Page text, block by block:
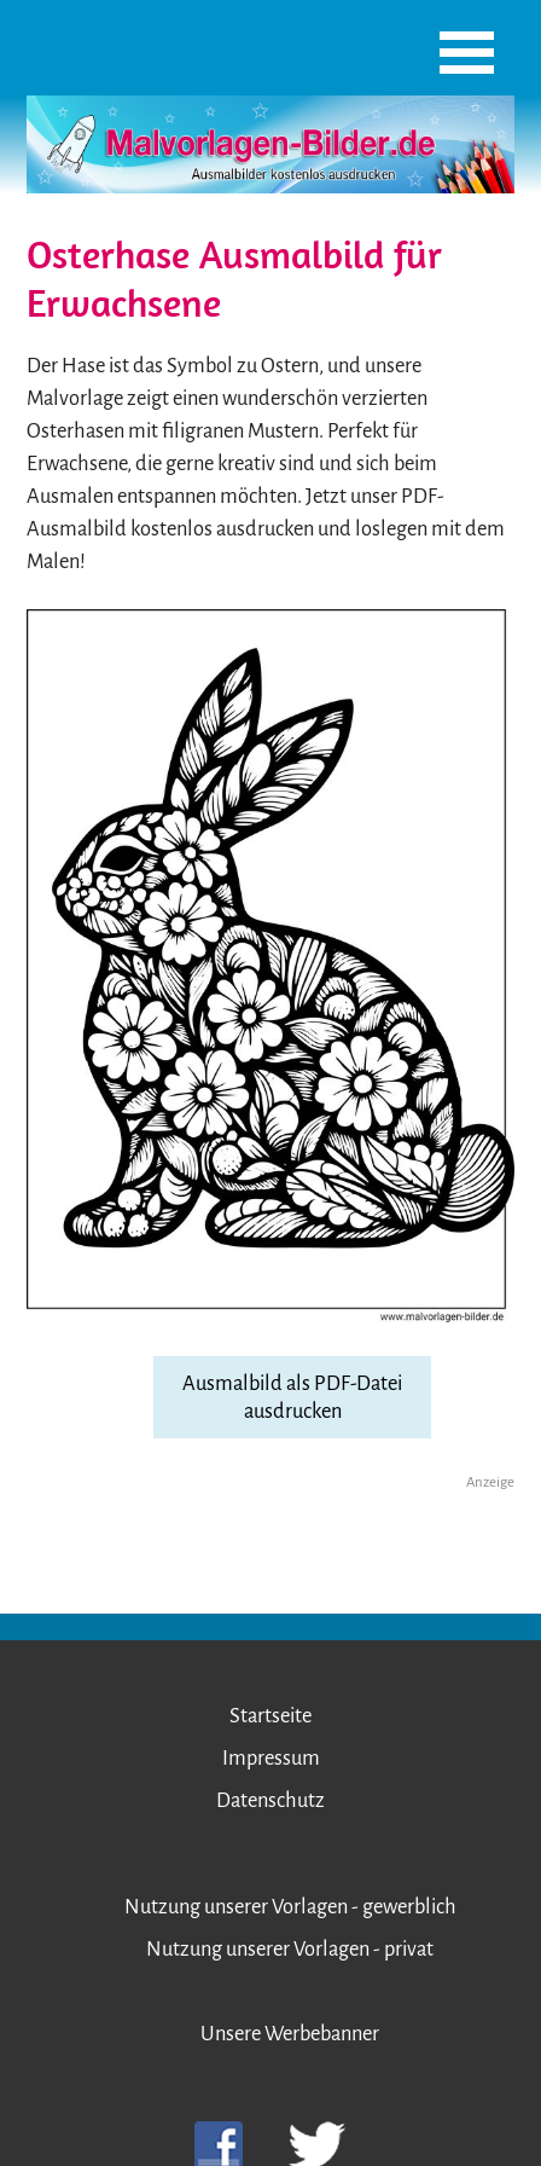
Osterhase Ausmalbild für
Erwachsene
Der Hase ist das Symbol zu Ostern, und unsere
Malvorlage zeigt einen wunderschön verzierten
Osterhasen mit filigranen Mustern. Perfekt für
Erwachsene, die gerne kreativ sind und sich beim
Ausmalen entspannen möchten. Jetzt unser PDF-
Ausmalbild kostenlos ausdrucken und loslegen mit dem
Malen!
Ausmalbild als PDF-Datei
ausdrucken
Anzeige
Startseite
Impressum
Datenschutz
Nutzung unserer Vorlagen - gewerblich
Nutzung unserer Vorlagen - privat
Unsere Werbebanner